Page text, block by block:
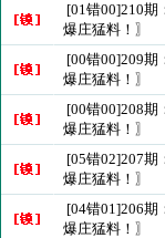
[01错00]210
爆庄猛料！〗
[00错00]209
爆庄猛料！〗
[00错00]208
爆庄猛料！〗
[05错02]207
爆庄猛料！〗
[04错01]206
爆庄猛料！〗